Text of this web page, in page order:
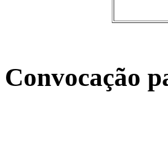
Convocação